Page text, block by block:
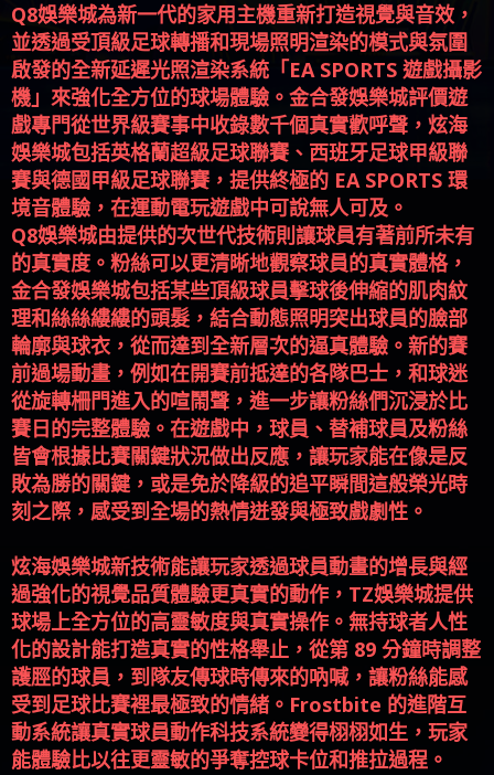
Q8娛樂城為新一代的家用主機重新打造視覺與音效，
並透過受頂級足球轉播和現場照明渲染的模式與氛圍
啟發的全新延遲光照渲染系統「EA SPORTS 遊戲攝影
機」來強化全方位的球場體驗。金合發娛樂城評價遊
戲專門從世界級賽事中收錄數千個真實歡呼聲，炫海
娛樂城包括英格蘭超級足球聯賽、西班牙足球甲級聯
賽與德國甲級足球聯賽，提供終極的 EA SPORTS 環
境音體驗，在運動電玩遊戲中可說無人可及。
Q8娛樂城由提供的次世代技術則讓球員有著前所未有
的真實度。粉絲可以更清晰地觀察球員的真實體格，
金合發娛樂城包括某些頂級球員擊球後伸縮的肌肉紋
理和絲絲縷縷的頭髮，結合動態照明突出球員的臉部
輪廓與球衣，從而達到全新層次的逼真體驗。新的賽
前過場動畫，例如在開賽前抵達的各隊巴士，和球迷
從旋轉柵門進入的喧鬧聲，進一步讓粉絲們沉浸於比
賽日的完整體驗。在遊戲中，球員、替補球員及粉絲
皆會根據比賽關鍵狀況做出反應，讓玩家能在像是反
敗為勝的關鍵，或是免於降級的追平瞬間這般榮光時
刻之際，感受到全場的熱情迸發與極致戲劇性。
炫海娛樂城新技術能讓玩家透過球員動畫的增長與經
過強化的視覺品質體驗更真實的動作，TZ娛樂城提供
球場上全方位的高靈敏度與真實操作。無持球者人性
化的設計能打造真實的性格舉止，從第 89 分鐘時調整
護脛的球員，到隊友傳球時傳來的吶喊，讓粉絲能感
受到足球比賽裡最極致的情緒。Frostbite 的進階互
動系統讓真實球員動作科技系統變得栩栩如生，玩家
能體驗比以往更靈敏的爭奪控球卡位和推拉過程。